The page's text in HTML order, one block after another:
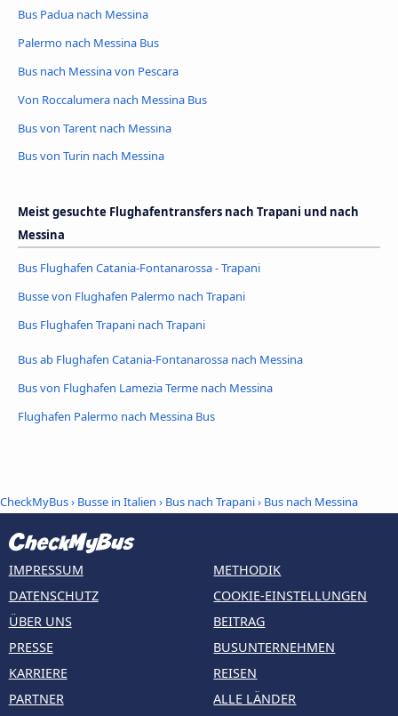
Bus Padua nach Messina
Palermo nach Messina Bus
Bus nach Messina von Pescara
Von Roccalumera nach Messina Bus
Bus von Tarent nach Messina
Bus von Turin nach Messina
Meist gesuchte Flughafentransfers nach Trapani und nach
Messina
Bus Flughafen Catania-Fontanarossa - Trapani
Busse von Flughafen Palermo nach Trapani
Bus Flughafen Trapani nach Trapani
Bus ab Flughafen Catania-Fontanarossa nach Messina
Bus von Flughafen Lamezia Terme nach Messina
Flughafen Palermo nach Messina Bus
CheckMyBus› Busse in Italien › Bus nach Trapani› Bus nach Messina
IMPRESSUM
DATENSCHUTZ
ÜBER UNS
PRESSE
KARRIERE
PARTNER
METHODIK
COOKIE-EINSTELLUNGEN
BEITRAG
BUSUNTERNEHMEN
REISEN
ALLE LÄNDER